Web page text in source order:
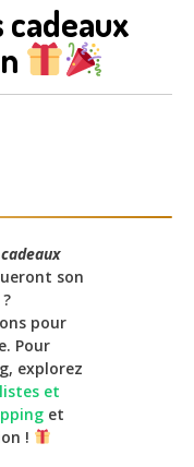
cadeaux
son
pour
Pour
explorez
et
et
!